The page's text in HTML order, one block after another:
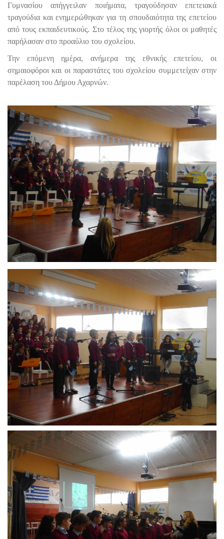
Γυμνασίου απήγγειλαν ποιήματα, τραγούδησαν επετειακά
τραγούδια και ενημερώθηκαν για τη σπουδαιότητα της επετείου
από τους εκπαιδευτικούς. Στο τέλος της γιορτής όλοι οι μαθητές
παρήλασαν στο προαύλιο του σχολείου.
Την επόμενη ημέρα, ανήμερα της εθνικής επετείου, οι
σημαιοφόροι και οι παραστάτες του σχολείου συμμετείχαν στην
παρέλαση του Δήμου Αχαρνών.